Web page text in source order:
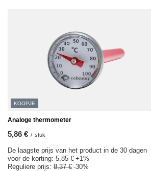
KOOPJE
Analoge thermometer
5,86 € / stuk
De laagste prijs van het product in de 30 dagen
voor de korting: 5,85 € +1%
Reguliere prijs: 8,37 € -30%